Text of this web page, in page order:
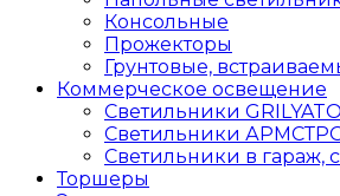
Консольные
Прожекторы
Грунтовые,
Коммерческое освещение
Светильники GRILYATO
Светильники
Светильники в гараж,
Торшеры